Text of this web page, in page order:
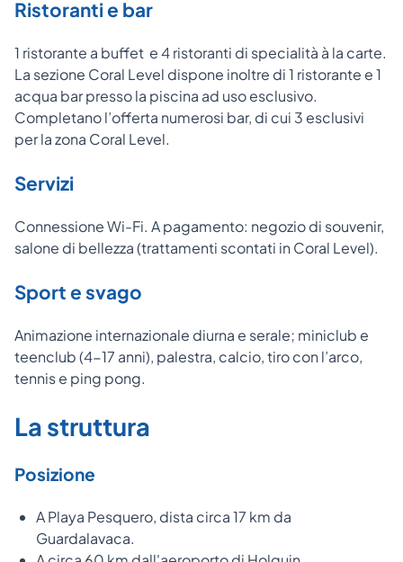
Ristoranti e bar
1 ristorante a buffet e 4 ristoranti di specialità à la carte.
La sezione Coral Level dispone inoltre di 1 ristorante e 1
acqua bar presso la piscina ad uso esclusivo.
Completano l’offerta numerosi bar, di cui 3 esclusivi
per la zona Coral Level.
Servizi
Connessione Wi-Fi. A pagamento: negozio di souvenir,
salone di bellezza (trattamenti scontati in Coral Level).
Sport e svago
Animazione internazionale diurna e serale; miniclub e
teenclub (4-17 anni), palestra, calcio, tiro con l’arco,
tennis e ping pong.
La struttura
Posizione
A Playa Pesquero, dista circa 17 km da
Guardalavaca.